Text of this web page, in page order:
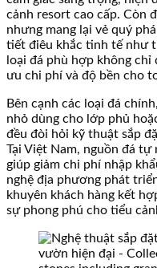
cảnh resort cao cấp. Còn
nhưng mang lại vẻ quý
tiết điêu khắc tinh tế như
loại đá phù hợp không
ưu chi phí và độ bền cho
Bên cạnh các loại đá
nhỏ dùng cho lớp phủ
đều đòi hỏi kỹ thuật sắp
Tại Việt Nam, nguồn đá
giúp giảm chi phí nhập
nghệ địa phương phát
khuyên khách hàng kết
sự phong phú cho tiểu